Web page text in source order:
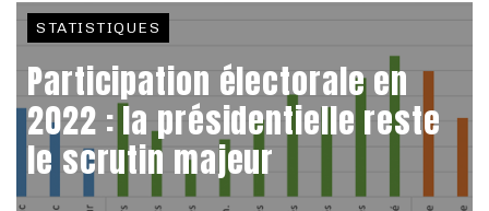
STATISTIQUES
Participation électorale en
2022 : la présidentielle reste
le scrutin majeur